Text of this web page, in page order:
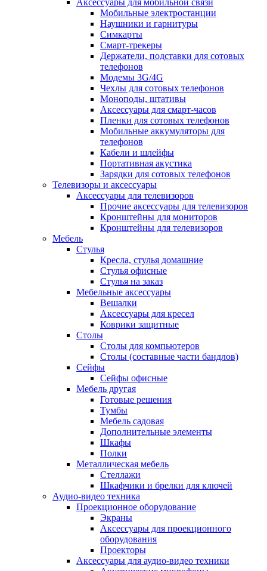
Аксессуары для мобильной связи
Мобильные электростанции
Наушники и гарнитуры
Симкарты
Смарт-трекеры
Держатели, подставки для сотовых
телефонов
Модемы 3G/4G
Чехлы для сотовых телефонов
Моноподы, штативы
Аксессуары для смарт-часов
Пленки для сотовых телефонов
Мобильные аккумуляторы для
телефонов
Кабели и шлейфы
Портативная акустика
Зарядки для сотовых телефонов
Телевизоры и аксессуары
Аксессуары для телевизоров
Прочие аксессуары для телевизоров
Кронштейны для мониторов
Кронштейны для телевизоров
Мебель
Стулья
Кресла, стулья домашние
Стулья офисные
Стулья на заказ
Мебельные аксессуары
Вешалки
Аксессуары для кресел
Коврики защитные
Столы
Столы для компьютеров
Столы (составные части бандлов)
Сейфы
Сейфы офисные
Мебель другая
Готовые решения
Тумбы
Мебель садовая
Дополнительные элементы
Шкафы
Полки
Металлическая мебель
Стеллажи
Шкафчики и брелки для ключей
Аудио-видео техника
Проекционное оборудование
Экраны
Аксессуары для проекционного
оборудования
Проекторы
Аксессуары для аудио-видео техники